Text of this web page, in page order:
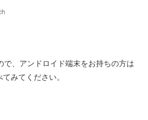
で、アンドロイド端末をお持ちの方は
みてください。